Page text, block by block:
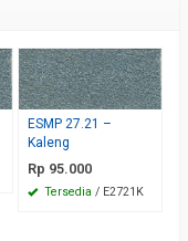
ESMP 27.21 –
Kaleng
Rp 95.000
Tersedia / E2721K